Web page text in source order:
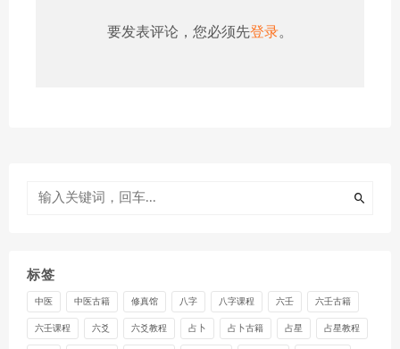
要发表评论，您必须先登录。
标签
中医 中医古籍 修真馆 八字 八字课程 六壬 六壬古籍
六壬课程 六爻 六爻教程 占卜 占卜古籍 占星 占星教程